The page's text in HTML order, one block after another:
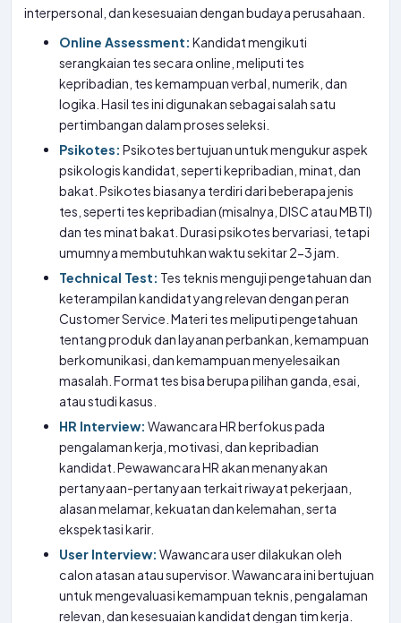
interpersonal, dan kesesuaian dengan budaya perusahaan.
Online Assessment: Kandidat mengikuti
serangkaian tes secara online, meliputi tes
kepribadian, tes kemampuan verbal, numerik, dan
logika. Hasil tes ini digunakan sebagai salah satu
pertimbangan dalam proses seleksi.
Psikotes: Psikotes bertujuan untuk mengukur aspek
psikologis kandidat, seperti kepribadian, minat, dan
bakat. Psikotes biasanya terdiri dari beberapa jenis
tes, seperti tes kepribadian (misalnya, DISC atau MBTI)
dan tes minat bakat. Durasi psikotes bervariasi, tetapi
umumnya membutuhkan waktu sekitar 2-3 jam.
Technical Test: Tes teknis menguji pengetahuan dan
keterampilan kandidat yang relevan dengan peran
Customer Service. Materi tes meliputi pengetahuan
tentang produk dan layanan perbankan, kemampuan
berkomunikasi, dan kemampuan menyelesaikan
masalah. Format tes bisa berupa pilihan ganda, esai,
atau studi kasus.
HR Interview: Wawancara HR berfokus pada
pengalaman kerja, motivasi, dan kepribadian
kandidat. Pewawancara HR akan menanyakan
pertanyaan-pertanyaan terkait riwayat pekerjaan,
alasan melamar, kekuatan dan kelemahan, serta
ekspektasi karir.
User Interview: Wawancara user dilakukan oleh
calon atasan atau supervisor. Wawancara ini bertujuan
untuk mengevaluasi kemampuan teknis, pengalaman
relevan, dan kesesuaian kandidat dengan tim kerja.